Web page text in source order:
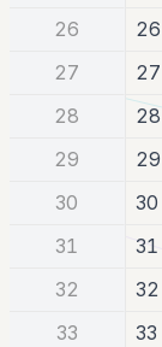
26
26
27
27
28
28
29
29
30
30
31
31
32
32
33
33